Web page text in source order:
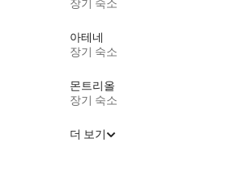
장기 숙소
아테네
장기 숙소
몬트리올
장기 숙소
더 보기